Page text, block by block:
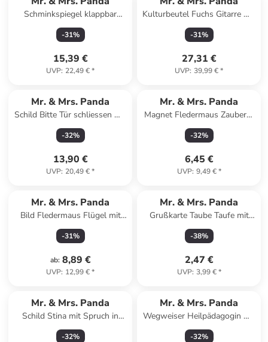
Schminkspiegel klappbar
Nachtfalter Schneemann ... in
Eisblau
-31%
15,39 €
UVP: 22,49 €*
Kulturbeutel Fuchs Gitarre mit
Spruch in Türkis Pastell
-31%
27,31 €
UVP: 39,99 €*
Mr. & Mrs. Panda
Schild Bitte Tür schliessen mit
Spruch in Keine Angabe
-32%
13,90 €
UVP: 20,49 €*
Mr. & Mrs. Panda
Magnet Fledermaus Zauberer
mit Spruch in Gelb Pastell
-32%
6,45 €
UVP: 9,49 €*
Mr. & Mrs. Panda
Bild Fledermaus Flügel mit
Spruch in Gelb Pastell
-31%
ab: 8,89 €
UVP: 12,99 €*
Mr. & Mrs. Panda
Grußkarte Taube Taufe mit
Spruch in Weiß
-38%
2,47 €
UVP: 3,99 €*
Mr. & Mrs. Panda
Schild Stina mit Spruch in
Keine Angabe
-32%
Mr. & Mrs. Panda
Wegweiser Heilpädagogin mit
Spruch in Keine Angabe
-32%